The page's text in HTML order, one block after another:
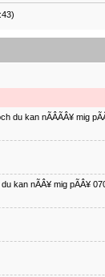
du kan nÃÂÃÂ¥ mig
kan nÃÂ¥ mig pÃÂ¥